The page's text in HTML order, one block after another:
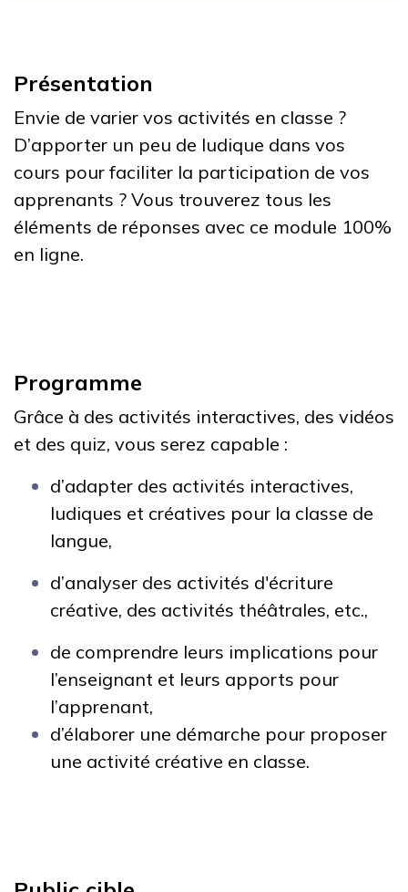
Présentation
Envie de varier vos activités en classe ?
D’apporter un peu de ludique dans vos
cours pour faciliter la participation de vos
apprenants ? Vous trouverez tous les
éléments de réponses avec ce module 100%
en ligne.
Programme
Grâce à des activités interactives, des vidéos
et des quiz, vous serez capable :
d’adapter des activités interactives,
ludiques et créatives pour la classe de
langue,
d’analyser des activités d'écriture
créative, des activités théâtrales, etc.,
de comprendre leurs implications pour
l’enseignant et leurs apports pour
l’apprenant,
d’élaborer une démarche pour proposer
une activité créative en classe.